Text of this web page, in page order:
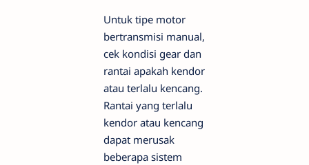
Untuk tipe motor
bertransmisi manual,
cek kondisi gear dan
rantai apakah kendor
atau terlalu kencang.
Rantai yang terlalu
kendor atau kencang
dapat merusak
beberapa sistem